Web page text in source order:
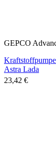
GEPCO
Astra Lada
23,42 €